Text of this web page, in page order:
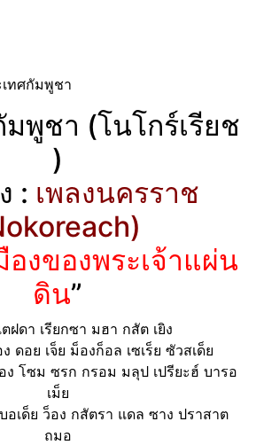
พูชา (โนโกร์เรียช
)
: เพลงนครราช
องของพระเจ้าแผ่น
ดิน”
ฝดา เรียกซา มฮา กสัต เยิง
ดอย เจ็ย ม็องก็อล เซเร็ย ซัวสเด็ย
ง โซม ซรก กรอม มลุป เปรียะฮ์ บารอ
เม็ย
อเด็ย ว็อง กสัตรา แดล ซาง ปราสาต
ถมอ